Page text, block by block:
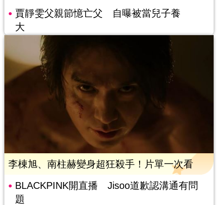
賈靜雯父親節憶亡父 自曝被當兒子養
大
李棟旭、南柱赫變身超狂殺手！片單一次看
BLACKPINK開直播 Jisoo道歉認溝通有問
題